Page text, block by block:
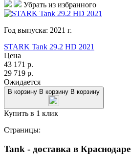
Убрать из избранного
Год выпуска: 2021 г.
STARK Tank 29.2 HD 2021
Цена
43 171 р.
29 719 р.
Ожидается
В корзину В корзину В корзину
Купить в 1 клик
Страницы:
Tank - доставка в Краснодаре